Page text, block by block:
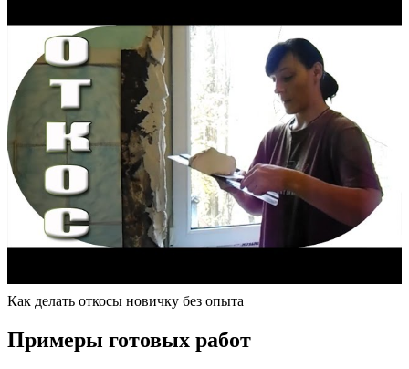
Как делать откосы новичку без опыта
Примеры готовых работ